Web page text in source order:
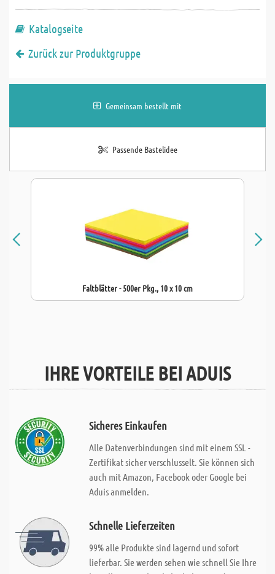
Katalogseite
Zurück zur Produktgruppe
Gemeinsam bestellt mit
Passende Bastelidee
Faltblätter - 500er Pkg., 10 x 10 cm
IHRE VORTEILE BEI ADUIS
Sicheres Einkaufen
Alle Datenverbindungen sind mit einem SSL -
Zertifikat sicher verschlusselt. Sie können sich
auch mit Amazon, Facebook oder Google bei
Aduis anmelden.
Schnelle Lieferzeiten
99% alle Produkte sind lagernd und sofort
lieferbar. Sie werden sehen wie schnell Sie Ihre